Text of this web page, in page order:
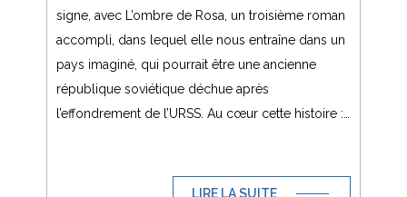
signe, avec L’ombre de Rosa, un troisième roman
accompli, dans lequel elle nous entraîne dans un
pays imaginé, qui pourrait être une ancienne
république soviétique déchue après
l’effondrement de l’URSS. Au cœur cette histoire :…
LIRE LA SUITE